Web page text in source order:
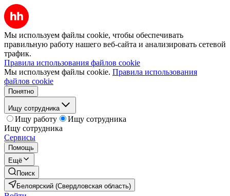
Мы используем файлы cookie, чтобы обеспечивать
правильную работу нашего веб-сайта и анализировать сетевой
трафик.
Правила использования файлов cookie
Мы используем файлы cookie. Правила использования
файлов cookie
Понятно
Ищу сотрудника
Ищу работу
Ищу сотрудника
Ищу сотрудника
Сервисы
Помощь
Ещё
Поиск
Белоярский (Свердловская область)